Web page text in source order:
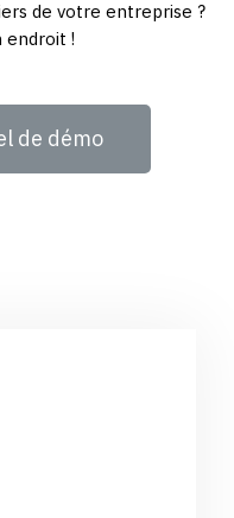
de votre entreprise ?
endroit !
de démo